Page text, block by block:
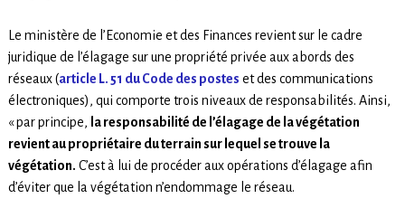
Le ministère de l’Economie et des Finances revient sur le cadre
juridique de l’élagage sur une propriété privée aux abords des
réseaux (article L. 51 du Code des postes et des communications
électroniques), qui comporte trois niveaux de responsabilités. Ainsi,
« par principe, la responsabilité de l’élagage de la végétation
revient au propriétaire du terrain sur lequel se trouve la
végétation. C’est à lui de procéder aux opérations d’élagage afin
d’éviter que la végétation n’endommage le réseau.